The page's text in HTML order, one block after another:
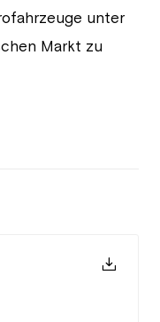
unter
Markt zu